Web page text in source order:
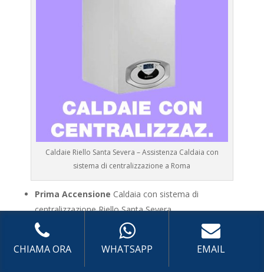
Caldaie Riello Santa Severa – Assistenza Caldaia con
sistema di centralizzazione a Roma
Prima Accensione Caldaia con sistema di
centralizzazione Riello Santa Severa
Assistenza
Caldaia con sistema di centralizzazione
Riello Santa Severa
Manutenzione
Caldaia con sistema di
CHIAMA ORA WHATSAPP EMAIL